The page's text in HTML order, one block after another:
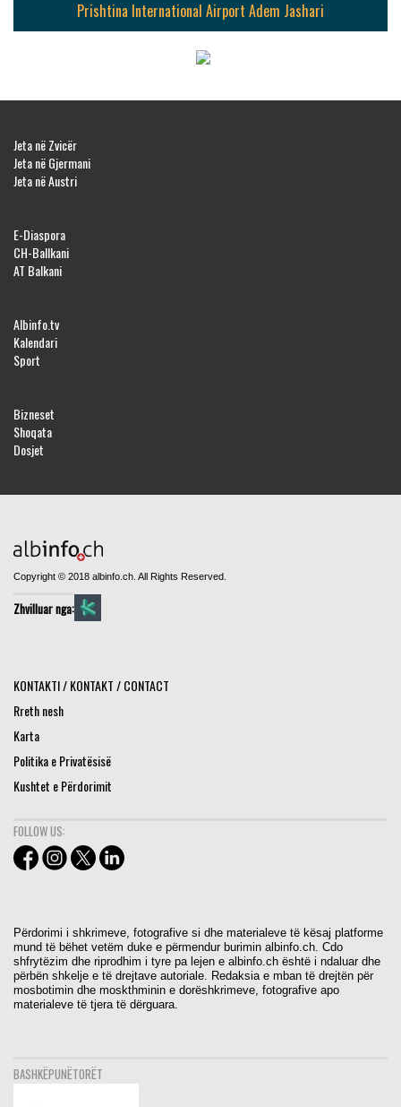
Prishtina International Airport Adem Jashari
Jeta në Zvicër
Jeta në Gjermani
Jeta në Austri
E-Diaspora
CH-Ballkani
AT Balkani
Albinfo.tv
Kalendari
Sport
Bizneset
Shoqata
Dosjet
Copyright © 2018 albinfo.ch. All Rights Reserved.
Zhvilluar nga:
KONTAKTI / KONTAKT / CONTACT
Rreth nesh
Karta
Politika e Privatësisë
Kushtet e Përdorimit
FOLLOW US:
Përdorimi i shkrimeve, fotografive si dhe materialeve të kësaj platforme
mund të bëhet vetëm duke e përmendur burimin albinfo.ch. Cdo
shfrytëzim dhe riprodhim i tyre pa lejen e albinfo.ch është i ndaluar dhe
përbën shkelje e të drejtave autoriale. Redaksia e mban të drejtën për
mosbotimin dhe moskthminin e dorëshkrimeve, fotografive apo
materialeve të tjera të dërguara.
BASHKËPUNËTORËT